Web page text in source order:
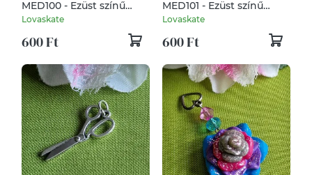
MED100 - Ezüst színű
zenész medál 12x33mm –
Lovaskate
600 Ft
MED101 - Ezüst színű
zenész medál 12x28mm –
Lovaskate
600 Ft